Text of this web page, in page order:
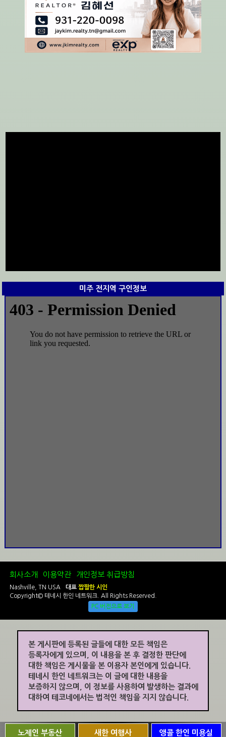
미주 전지역 구인정보
회사소개 이용약관 개인정보 취급방침
Nashville, TN USA 대표 짭짤한 시인
Copyright© 테네시 한인 네트워크. All Rights Reserved.
PC 버전으로 보기
본 게시판에 등록된 글들에 대한 모든 책임은
등록자에게 있으며, 이 내용을 본 후 결정한 판단에
대한 책임은 게시물을 본 이용자 본인에게 있습니다.
테네시 한인 네트워크는 이 글에 대한 내용을
보증하지 않으며, 이 정보를 사용하여 발생하는 결과에
대하여 테코네에서는 법적인 책임을 지지 않습니다.
노제인 부동산
새한 여행사
앵콜 한인 미용실